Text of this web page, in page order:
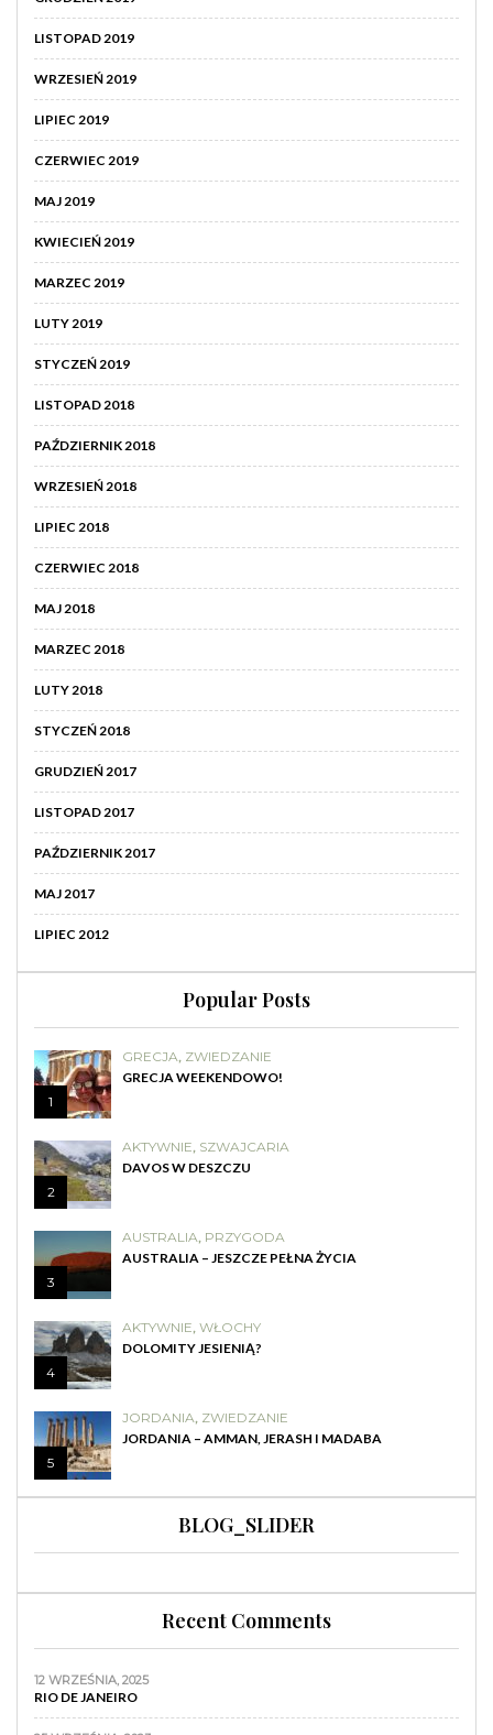
LISTOPAD 2019
WRZESIEŃ 2019
LIPIEC 2019
CZERWIEC 2019
MAJ 2019
KWIECIEŃ 2019
MARZEC 2019
LUTY 2019
STYCZEŃ 2019
LISTOPAD 2018
PAŹDZIERNIK 2018
WRZESIEŃ 2018
LIPIEC 2018
CZERWIEC 2018
MAJ 2018
MARZEC 2018
LUTY 2018
STYCZEŃ 2018
GRUDZIEŃ 2017
LISTOPAD 2017
PAŹDZIERNIK 2017
MAJ 2017
LIPIEC 2012
Popular Posts
1
GRECJA, ZWIEDZANIE
GRECJA WEEKENDOWO!
2
AKTYWNIE, SZWAJCARIA
DAVOS W DESZCZU
3
AUSTRALIA, PRZYGODA
AUSTRALIA – JESZCZE PEŁNA ŻYCIA
4
AKTYWNIE, WŁOCHY
DOLOMITY JESIENIĄ?
5
JORDANIA, ZWIEDZANIE
JORDANIA – AMMAN, JERASH I MADABA
BLOG_SLIDER
Recent Comments
12 WRZEŚNIA, 2025
RIO DE JANEIRO